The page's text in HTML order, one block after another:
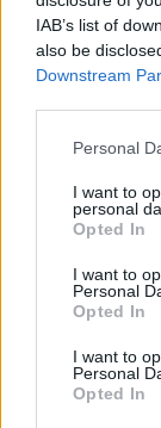
IAB’s list of
also be
Downstream
Personal
I want to
personal
Opted In
I want to
Personal
Opted In
I want to
Personal
Opted In
Wyświetl